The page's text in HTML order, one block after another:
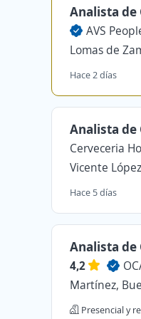
Analista de
AVS
Lomas de
Hace 2 días
Analista de
Cerveceria
Vicente
Hace 5 días
Analista de
4,2
Martínez,
Presencial y